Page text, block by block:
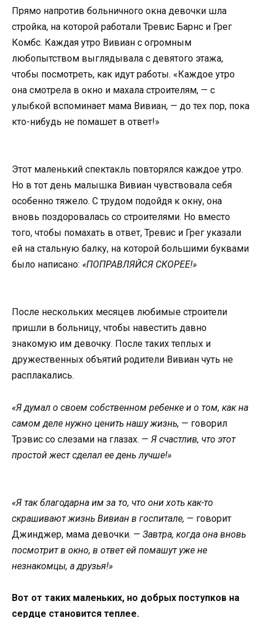
Прямо напротив больничного окна девочки шла
стройка, на которой работали Тревис Барнс и Грег
Комбс. Каждая утро Вивиан с огромным
любопытством выглядывала с девятого этажа,
чтобы посмотреть, как идут работы. «Каждое утро
она смотрела в окно и махала строителям, — с
улыбкой вспоминает мама Вивиан, — до тех пор, пока
кто-нибудь не помашет в ответ!»
Этот маленький спектакль повторялся каждое утро.
Но в тот день малышка Вивиан чувствовала себя
особенно тяжело. С трудом подойдя к окну, она
вновь поздоровалась со строителями. Но вместо
того, чтобы помахать в ответ, Тревис и Грег указали
ей на стальную балку, на которой большими буквами
было написано: «ПОПРАВЛЯЙСЯ СКОРЕЕ!»
После нескольких месяцев любимые строители
пришли в больницу, чтобы навестить давно
знакомую им девочку. После таких теплых и
дружественных объятий родители Вивиан чуть не
расплакались.
«Я думал о своем собственном ребенке и о том, как на
самом деле нужно ценить нашу жизнь, — говорил
Трэвис со слезами на глазах. — Я счастлив, что этот
простой жест сделал ее день лучше!»
«Я так благодарна им за то, что они хоть как-то
скрашивают жизнь Вивиан в госпитале, — говорит
Джинджер, мама девочки. — Завтра, когда она вновь
посмотрит в окно, в ответ ей помашут уже не
незнакомцы, а друзья!»
Вот от таких маленьких, но добрых поступков на
сердце становится теплее.